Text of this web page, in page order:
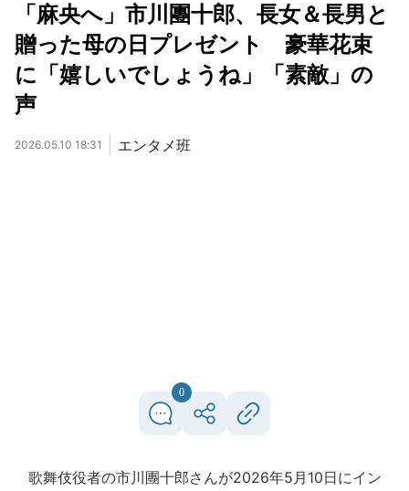
「麻央へ」市川團十郎、長女＆長男と
贈った母の日プレゼント 豪華花束
に「嬉しいでしょうね」「素敵」の
声
2026.05.10 18:31 エンタメ班
0
歌舞伎役者の市川團十郎さんが2026年5月10日にイン